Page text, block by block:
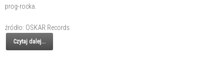
prog-rocka.
źródło: OSKAR Records
Czytaj dalej...